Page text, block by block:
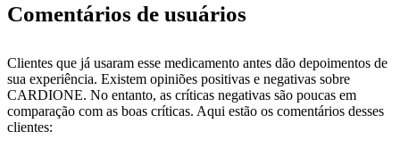
Comentários de usuários
Clientes que já usaram esse medicamento antes dão depoimentos de
sua experiência. Existem opiniões positivas e negativas sobre
CARDIONE. No entanto, as críticas negativas são poucas em
comparação com as boas críticas. Aqui estão os comentários desses
clientes: